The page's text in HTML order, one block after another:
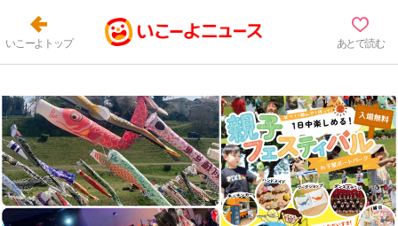
いこーよトップ あとで読む